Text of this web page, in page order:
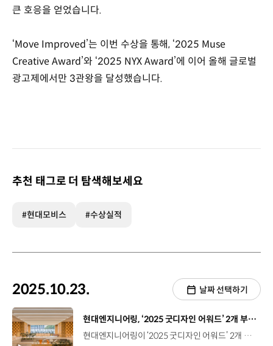
큰 호응을 얻었습니다.
‘Move Improved’는 이번 수상을 통해, ‘2025 Muse
Creative Award’와 ‘2025 NYX Award’에 이어 올해 글로벌
광고제에서만 3관왕을 달성했습니다.
추천 태그로 더 탐색해보세요
#현대모비스 #수상실적
2025.10.23. 날짜 선택하기
[동영상]
현대엔지니어링, ‘2025 굿디자인 어워드’ 2개 부문 우수디자인 선정
현대엔지니어링이 ‘2025 굿디자인 어워드’ 2개 부문에서 우수디자인(GD)으로 선정되며 공간 디자인 역량을 입증했습니다. ‘굿디자인 어워드’는 지난 1985년부터 매년, 산업통상자원부의 주최로 심미성·창의성·사용성 등을 다각적으로 평가하는 시상식입니다. 현대엔지니어링이 건설한 ‘현대모비스 의왕연구소’는 실내 건축 디자인 부문에서 ‘주차통합시스템’은 전기∙전자제품 부문에서 정부 인증 심볼인 ‘GD’ 마크를 획득했는데요. 단순한 공간 설계를 넘어, 사용자 경험과 디자인 요소를 함께 고려한 결과물로서 창의적 공간 설계로 사용성, 편의성을 극대화했다는 평가를 받았습니다.